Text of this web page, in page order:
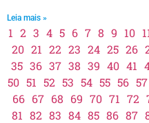
Leia mais »
1 2 3 4 5 6 7 8 9 10
20 21 22 23 24 25 26
35 36 37 38 39 40 41
50 51 52 53 54 55 56 57
66 67 68 69 70 71 72
81 82 83 84 85 86 87